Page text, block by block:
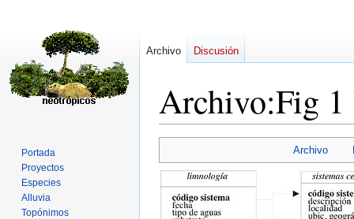
Archivo:Fig 1
a
navegación
a
búsqueda
Archivo
Archivo Discusión
Portada
Proyectos
Especies
Alluvia
Topónimos